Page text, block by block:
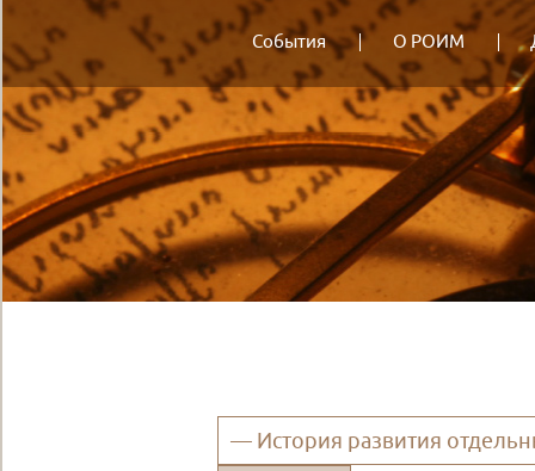
События О РОИМ
— История развития